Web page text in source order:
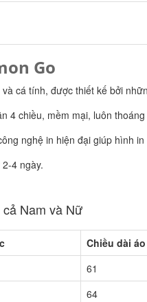
Go
cá tính, được thiết kế bởi
4 chiều, mềm mại, luôn
nghệ in hiện đại giúp hình
4 ngày.
Nam và Nữ
Chiều dài áo
61
64